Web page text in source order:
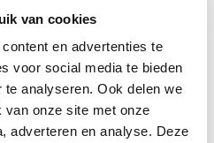
van cookies
en advertenties te
voor social media te bieden
analyseren. Ook delen we
van onze site met onze
adverteren en analyse. Deze